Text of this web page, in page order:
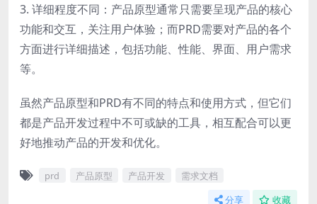
3. 详细程度不同：产品原型通常只需要呈现产品的核心
功能和交互，关注用户体验；而PRD需要对产品的各个
方面进行详细描述，包括功能、性能、界面、用户需求
等。
虽然产品原型和PRD有不同的特点和使用方式，但它们
都是产品开发过程中不可或缺的工具，相互配合可以更
好地推动产品的开发和优化。
prd 产品原型 产品开发 需求文档
分享 收藏